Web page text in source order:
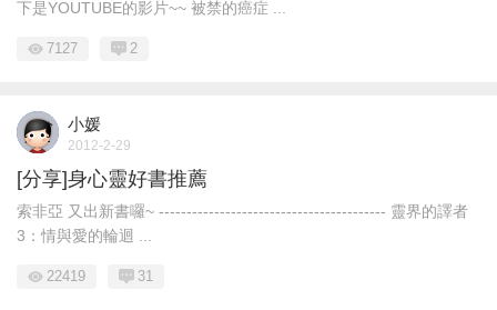
下是YOUTUBE的影片~~ 被禁的癌症 ...
7127 2
小媛
2012-2-29
[分享]身心靈好書推薦
索非亞 又出新書囉~ ----------------------------------------- 靈界的譯者
3：情與愛的輪迴 ...
22419 31